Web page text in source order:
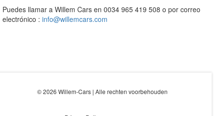
Puedes llamar a Willem Cars en 0034 965 419 508 o por correo
electrónico : info@willemcars.com
© 2026 Willem-Cars | Alle rechten voorbehouden